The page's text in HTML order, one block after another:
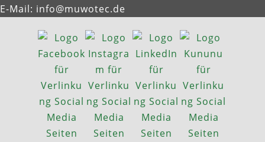
E-Mail: info@muwotec.de